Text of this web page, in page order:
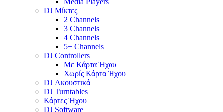
Media Players
DJ Μίκτες
2 Channels
3 Channels
4 Channels
5+ Channels
DJ Controllers
Με Κάρτα Ήχου
Χωρίς Κάρτα Ήχου
DJ Ακουστικά
DJ Turntables
Κάρτες Ήχου
DJ Software